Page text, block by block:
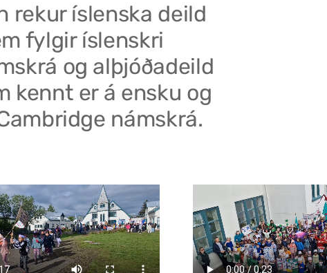
rekur íslenska deild
fylgir íslenskri
og alþjóðadeild
kennt er á ensku og
námskrá.